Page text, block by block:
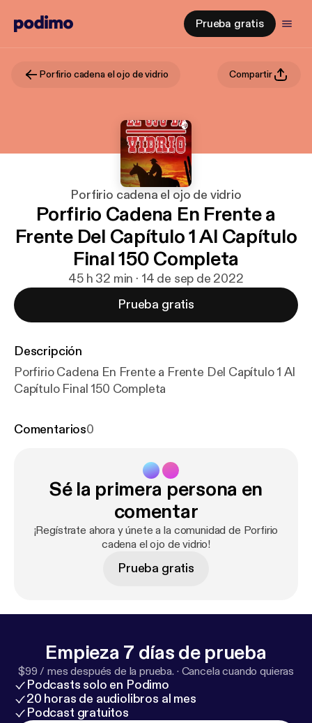
Prueba gratis
Porfirio cadena el ojo de vidrio Compartir
Porfirio cadena el ojo de vidrio
Porfirio Cadena En Frente a
Frente Del Capítulo 1 Al Capítulo
Final 150 Completa
45 h 32 min · 14 de sep de 2022
Prueba gratis
Descripción
Porfirio Cadena En Frente a Frente Del Capítulo 1 Al
Capítulo Final 150 Completa
Comentarios0
Sé la primera persona en
comentar
¡Regístrate ahora y únete a la comunidad de Porfirio
cadena el ojo de vidrio!
Prueba gratis
Empieza 7 días de prueba
$99 / mes después de la prueba. · Cancela cuando quieras
Podcasts solo en Podimo
20 horas de audiolibros al mes
Podcast gratuitos